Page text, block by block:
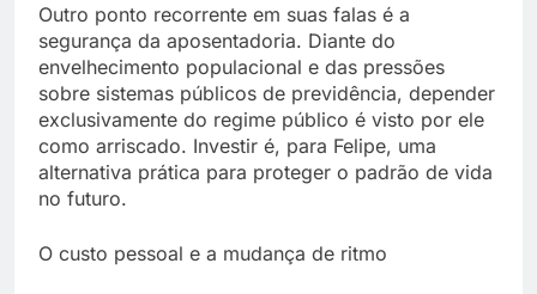
Outro ponto recorrente em suas falas é a
segurança da aposentadoria. Diante do
envelhecimento populacional e das pressões
sobre sistemas públicos de previdência, depender
exclusivamente do regime público é visto por ele
como arriscado. Investir é, para Felipe, uma
alternativa prática para proteger o padrão de vida
no futuro.
O custo pessoal e a mudança de ritmo